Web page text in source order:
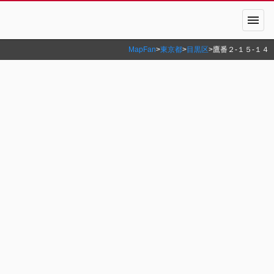
menu
MapFan>東京都>目黒区>鷹番２‐１５‐１４